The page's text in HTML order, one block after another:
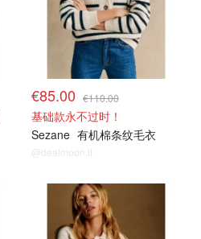
€85.00 €110.00
基础款永不过时！
Sezane 有机棉条纹毛衣
@dealmoon.it